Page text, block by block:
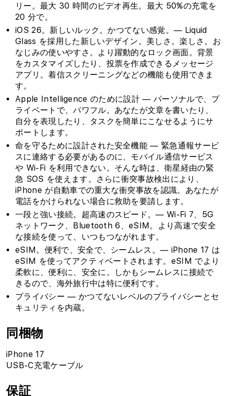
リー。最大 30 時間のビデオ再生。最大 50%の充電を
20 分で。
iOS 26。新しいルック。かつてない感覚。— Liquid
Glass を採用した新しいデザイン。美しさ。楽しさ。お
なじみの使いやすさ。より躍動的なロック画面。背景
をカスタマイズしたり、投票を作成できるメッセージ
アプリ。着信スクリーニングなどの機能も使用できま
す。
Apple Intelligence のために設計 — パーソナルで、プ
ライベートで、パワフル。あなたが文章を書いたり、
自分を表現したり、タスクを簡単にこなせるようにサ
ポートします。
命を守るために設計された安全機能 — 緊急通報サービ
スに連絡する必要があるのに、モバイル通信サービス
や Wi-Fi を利用できない。そんな時は、衛星経由の緊
急 SOS を使えます。さらに衝突事故検出により、
iPhone が自動車での重大な衝突事故を認識。あなたが
電話をかけられない場合に救助を要請します。
一段と強い接続。超高速のスピード。— Wi-Fi 7、5G
ネットワーク、Bluetooth 6、eSIM。より高速で安全
な接続を使って、いつもつながれます。
eSIM。便利で、安全で、シームレス。— iPhone 17 は
eSIM を使ってアクティベートされます。eSIM でより
柔軟に、便利に、安全に。しかもシームレスに接続で
きるので、海外旅行中は特に便利です。
プライバシー — かつてないレベルのプライバシーとセ
キュリティを内蔵。
同梱物
iPhone 17
USB-C充電ケーブル
保証